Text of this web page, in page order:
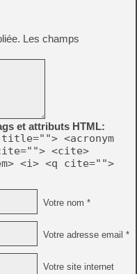
Les champs
et attributs HTML:
<acronym
<cite>
<i> <q cite="">
Votre nom *
Votre adresse email *
Votre site internet